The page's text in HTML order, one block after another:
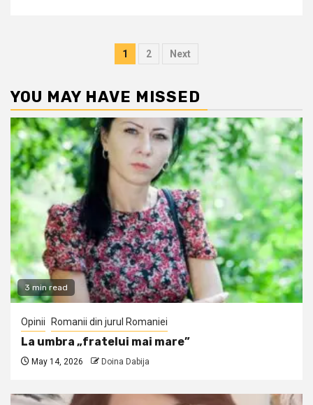
Posts
1 2 Next
YOU MAY HAVE MISSED
3 min read
Opinii Romanii din jurul Romaniei
La umbra „fratelui mai mare”
May 14, 2026 Doina Dabija